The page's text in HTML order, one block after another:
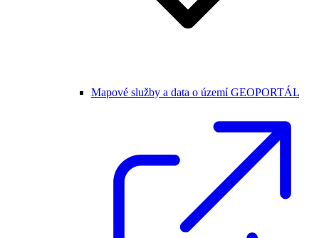
Mapové služby a data o území GEOPORTÁL